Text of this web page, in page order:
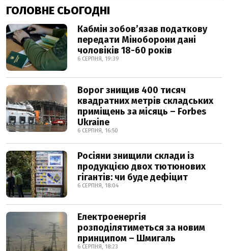
ГОЛОВНЕ СЬОГОДНІ
Кабмін зобовʼязав податкову
передати Міноборони дані
чоловіків 18-60 років
6 СЕРПНЯ, 19:39
Ворог знищив 400 тисяч
квадратних метрів складських
приміщень за місяць – Forbes
Ukraine
6 СЕРПНЯ, 16:50
Росіяни знищили склади із
продукцією двох тютюнових
гігантів: чи буде дефіцит
6 СЕРПНЯ, 18:04
Електроенергія
розподілятиметься за новим
принципом – Шмигаль
6 СЕРПНЯ, 18:23